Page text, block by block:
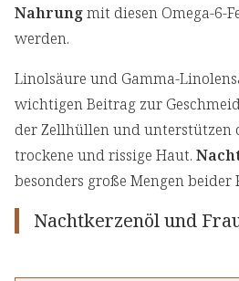
Nahrungmit diesen Omega-6-
werden.
Linolsäure und Gamma-
wichtigen Beitrag zur
der Zellhüllen und unterstützen
trockene und rissige Haut.
besonders große Mengen beider
Nachtkerzenöl und